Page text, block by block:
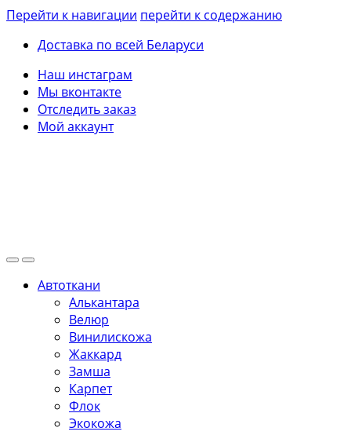
Перейти к навигации перейти к содержанию
Доставка по всей Беларуси
Наш инстаграм
Мы вконтакте
Отследить заказ
Мой аккаунт
Автоткани
Алькантара
Велюр
Винилискожа
Жаккард
Замша
Карпет
Флок
Экокожа